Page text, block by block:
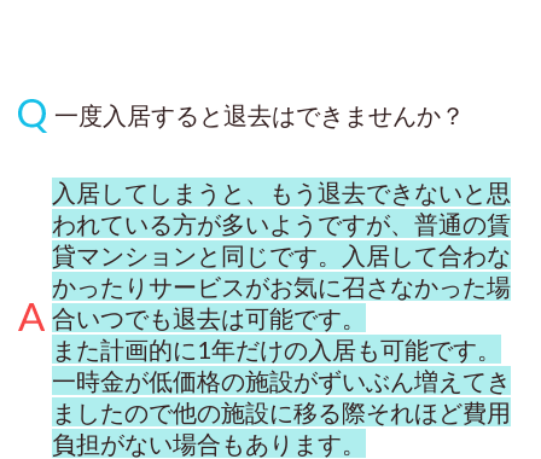
一度入居すると退去はできませんか？
入居してしまうと、もう退去できないと思
われている方が多いようですが、普通の賃
貸マンションと同じです。入居して合わな
かったりサービスがお気に召さなかった場
合いつでも退去は可能です。
また計画的に1年だけの入居も可能です。
一時金が低価格の施設がずいぶん増えてき
ましたので他の施設に移る際それほど費用
負担がない場合もあります。